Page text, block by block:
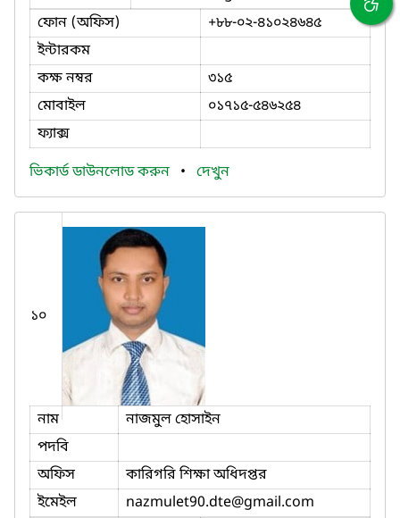
ফোন (অফিস)
+৮৮-০২-৪১০২৪৬৪৫
ইন্টারকম
কক্ষ নম্বর
৩১৫
মোবাইল
০১৭১৫-৫৪৬২৫৪
ফ্যাক্স
ভিকার্ড ডাউনলোড করুন • দেখুন
১০
নাম
নাজমুল হোসাইন
পদবি
অফিস
কারিগরি শিক্ষা অধিদপ্তর
ইমেইল
nazmulet90.dte@gmail.com